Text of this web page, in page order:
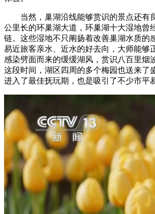
当然，巢湖沿线能够赏识的景点还有
公里长的环巢湖大道，环巢湖十大湿地曾
链。这些湿地不只阐扬着改善巢湖水质的
易近旅客亲水、近水的好去向，大师能够
感染劈面而来的缓缓湖风，赏识八百里烟
这段时间，湖区四周的多个梅园也送来了
进入了最佳抚玩期，也是吸引了不少市平